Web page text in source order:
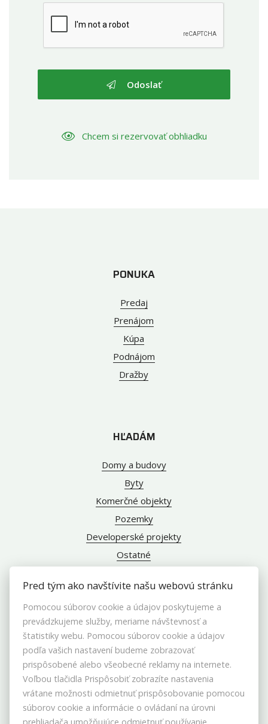
Odoslať
Chcem si rezervovať obhliadku
PONUKA
Predaj
Prenájom
Kúpa
Podnájom
Dražby
HĽADÁM
Domy a budovy
Byty
Komerčné objekty
Pozemky
Developerské projekty
Ostatné
INFO
Makléri
Napíšte nám
Kontakt
Blog
Nastavenie cookies
Pred tým ako navštívite našu webovú stránku
Pomocou súborov cookie a údajov poskytujeme a
prevádzkujeme služby, meriame návštevnosť a
štatistiky webu. Pomocou súborov cookie a údajov
podľa vašich nastavení budeme zobrazovať
prispôsobené alebo všeobecné reklamy na internete.
Voľbou tlačidla Prispôsobiť zobrazíte nastavenia
vrátane možnosti odmietnuť prispôsobovanie pomocou
súborov cookie a informácie o ovládaní na úrovni